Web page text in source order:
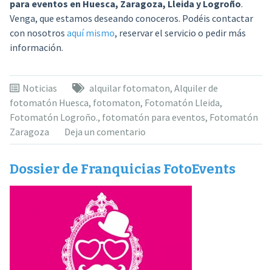
para eventos en Huesca, Zaragoza, Lleida y Logroño.
Venga, que estamos deseando conoceros. Podéis contactar
con nosotros aquí mismo, reservar el servicio o pedir más
información.
Noticias alquilar fotomaton, Alquiler de
fotomatón Huesca, fotomaton, Fotomatón Lleida,
Fotomatón Logroño., fotomatón para eventos, Fotomatón
Zaragoza
Deja un comentario
Dossier de Franquicias FotoEvents